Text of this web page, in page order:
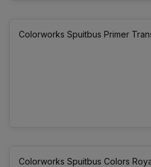
Colorworks Spuitbus Primer
Colorworks Spuitbus Colors